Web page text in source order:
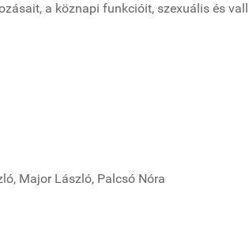
a köznapi funkcióit, szexuális és
Major László, Palcsó Nóra